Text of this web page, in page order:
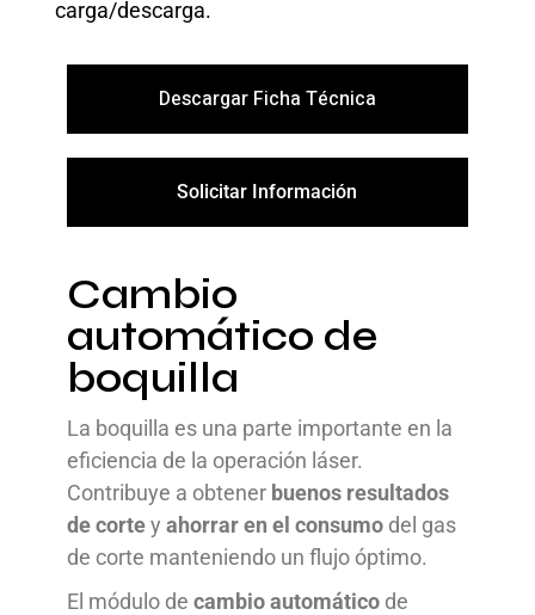
carga/descarga.
Descargar Ficha Técnica
Solicitar Información
Cambio
automático de
boquilla
La boquilla es una parte importante en la
eficiencia de la operación láser.
Contribuye a obtener buenos resultados
de corteyahorrar en el consumo del gas
de corte manteniendo un flujo óptimo.
El módulo decambio automático de